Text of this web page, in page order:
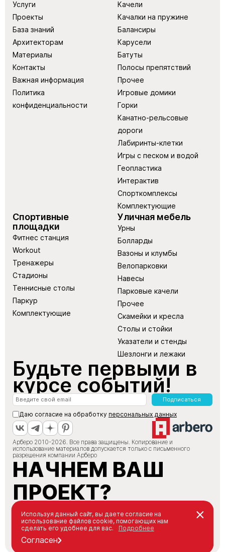
Услуги
Проекты
База знаний
Архитекторам
Материалы
Контакты
Важная информация
Политика
конфиденциальности
Качели
Качалки на пружине
Балансиры
Карусели
Батуты
Полосы препятствий
Прочее
Игровые домики
Горки
Канатно-рельсовые
дороги
Лабиринты-клетки
Игры с песком и водой
Геопластика
Интерактив
Спорткомплексы
Комплектующие
Спортивные
площадки
Фитнес станция
Workout
Тренажеры
Стадионы
Теннисные столы
Паркур
Комплектующие
Уличная мебель
Урны
Болларды
Вазоны и клумбы
Велопарковки
Навесы
Парковые качели
Прочее
Скамейки и кресла
Столы и стойки
Указатели и стенды
Шезлонги и лежаки
Будьте первыми в
курсе событий!
Подписаться
Даю согласие на обработку персональных данных
Арберо 2010-2026. Все права защищены. Копирование и
использование материалов допускается только с письменного
разрешения компании Арберо
НАЧНЕМ ВАШ
ПРОЕКТ?
+7 (495) 147-66-88
info@arbero.ru
Используя данный сайт, вы даете согласие на
использование файлов cookie, помогающих нам
сделать его удобнее для вас.
Подробнее
Согласен